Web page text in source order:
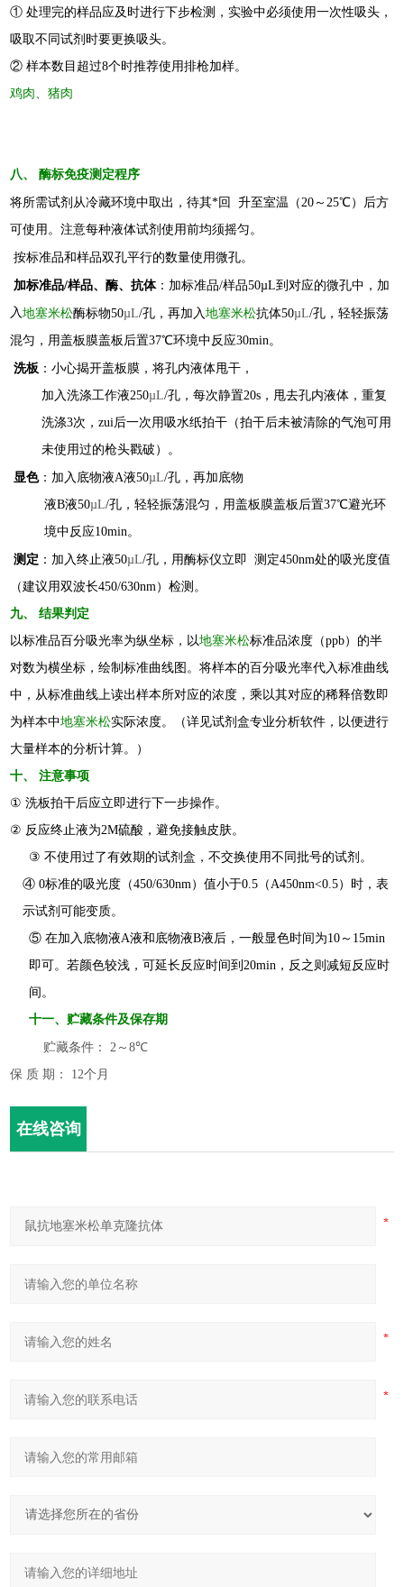
① 处理完的样品应及时进行下步检测，实验中必须使用一次性吸头，
吸取不同试剂时要更换吸头。
② 样本数目超过8个时推荐使用排枪加样。
鸡肉、猪肉
八、 酶标免疫测定程序
将所需试剂从冷藏环境中取出，待其*回 升至室温（20～25℃）后方
可使用。注意每种液体试剂使用前均须摇匀。
按标准品和样品双孔平行的数量使用微孔。
加标准品/样品、酶、抗体：加标准品/样品50µL到对应的微孔中，加
入地塞米松酶标物50µL/孔，再加入地塞米松抗体50µL/孔，轻轻振荡
混匀，用盖板膜盖板后置37℃环境中反应30min。
洗板 ：小心揭开盖板膜，将孔内液体甩干，
加入洗涤工作液250µL/孔，每次静置20s，甩去孔内液体，重复
洗涤3次，zui后一次用吸水纸拍干（拍干后未被清除的气泡可用
未使用过的枪头戳破）。
显色：加入底物液A液50µL/孔，再加底物
液B液50µL/孔，轻轻振荡混匀，用盖板膜盖板后置37℃避光环
境中反应10min。
测定 ：加入终止液50µL/孔，用酶标仪立即 测定450nm处的吸光度值
（建议用双波长450/630nm）检测。
九、 结果判定
以标准品百分吸光率为纵坐标，以地塞米松标准品浓度（ppb）的半
对数为横坐标，绘制标准曲线图。将样本的百分吸光率代入标准曲线
中，从标准曲线上读出样本所对应的浓度，乘以其对应的稀释倍数即
为样本中地塞米松实际浓度。
（详见试剂盒专业分析软件，以便进行
大量样本的分析计算。）
十、 注意事项
①洗板拍干后应立即进行下一步操作。
② 反应终止液为2M硫酸，避免接触皮肤。
③不使用过了有效期的试剂盒，不交换使用不同批号的试剂。
④ 0标准的吸光度（450/630nm）值小于0.5（A450nm<0.5）时，表
示试剂可能变质。
⑤ 在加入底物液A液和底物液B液后，一般显色时间为10～15min
即可。若颜色较浅，可延长反应时间到20min，反之则减短反应时
间。
十一、 贮藏条件及保存期
贮藏条件： 2 ～8℃
保 质 期： 12个月
在线咨询